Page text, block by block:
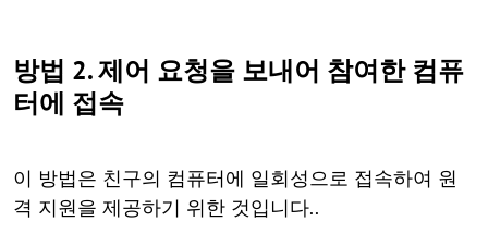
방법 2. 제어 요청을 보내어 참여한 컴퓨
터에 접속
이 방법은 친구의 컴퓨터에 일회성으로 접속하여 원
격 지원을 제공하기 위한 것입니다..